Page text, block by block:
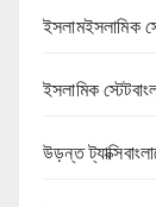
ইসলামইসলামিক
ইসলামিক
উড়ন্ত